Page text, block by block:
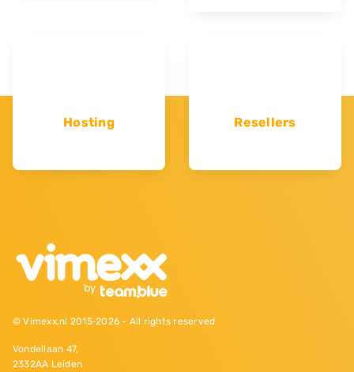
Hosting Resellers
© Vimexx.nl 2015‐2026 - All rights reserved
Vondellaan 47,
2332AA Leiden